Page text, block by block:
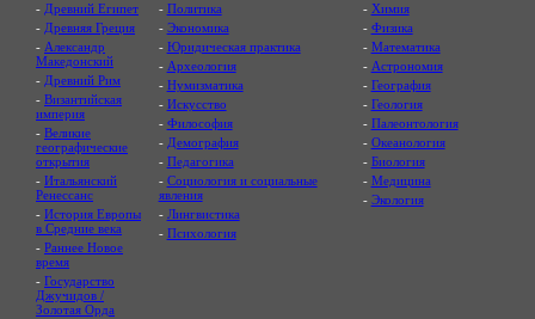
- Древний Египет
- Древняя Греция
- Александр
Македонский
- Древний Рим
- Византийская
империя
- Великие
географические
открытия
- Итальянский
Ренессанс
- История Европы
в Средние века
- Раннее Новое
время
- Государство
Джучидов /
Золотая Орда
- Политика
- Экономика
- Юридическая практика
- Археология
- Нумизматика
- Искусство
- Философия
- Демография
- Педагогика
- Социология и социальные
явления
- Лингвистика
- Психология
- Химия
- Физика
- Математика
- Астрономия
- География
- Геология
- Палеонтология
- Океанология
- Биология
- Медицина
- Экология